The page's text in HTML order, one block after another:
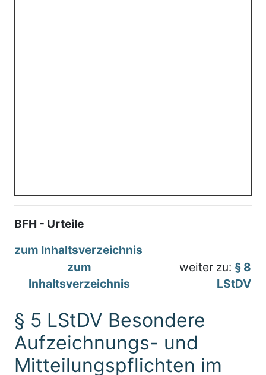
BFH - Urteile
zum Inhaltsverzeichnis
zum
Inhaltsverzeichnis
weiter zu: § 8
LStDV
§ 5 LStDV Besondere
Aufzeichnungs- und
Mitteilungspflichten im